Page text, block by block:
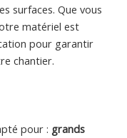
surfaces. Que vous
matériel est
pour garantir
chantier.
pour : grands